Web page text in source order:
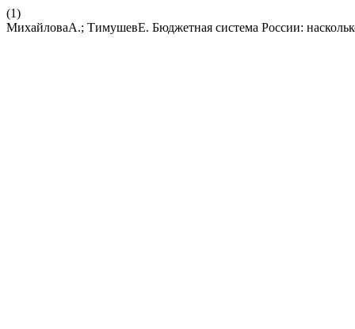
(1)
МихайловаА.; ТимушевЕ. Бюджетная система России: